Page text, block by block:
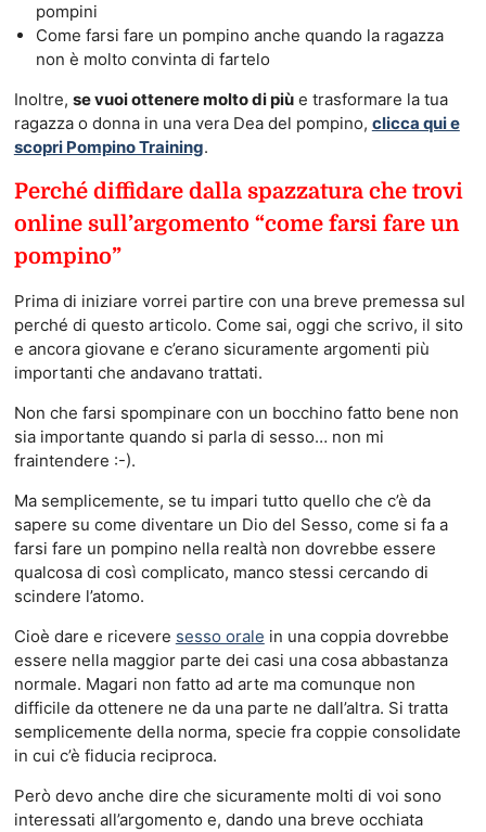
pompini
Come farsi fare un pompino anche quando la ragazza
non è molto convinta di fartelo
Inoltre, se vuoi ottenere molto di piùe trasformare la tua
ragazza o donna in una vera Dea del pompino, clicca qui e
scopri Pompino Training.
Perché diffidare dalla spazzatura che trovi
online sull’argomento “come farsi fare un
pompino”
Prima di iniziare vorrei partire con una breve premessa sul
perché di questo articolo. Come sai, oggi che scrivo, il sito
e ancora giovane e c’erano sicuramente argomenti più
importanti che andavano trattati.
Non che farsi spompinare con un bocchino fatto bene non
sia importante quando si parla di sesso… non mi
fraintendere :-).
Ma semplicemente, se tu impari tutto quello che c’è da
sapere su come diventare un Dio del Sesso, come si fa a
farsi fare un pompino nella realtà non dovrebbe essere
qualcosa di così complicato, manco stessi cercando di
scindere l’atomo.
Cioè dare e ricevere sesso orale in una coppia dovrebbe
essere nella maggior parte dei casi una cosa abbastanza
normale. Magari non fatto ad arte ma comunque non
difficile da ottenere ne da una parte ne dall’altra. Si tratta
semplicemente della norma, specie fra coppie consolidate
in cui c’è fiducia reciproca.
Però devo anche dire che sicuramente molti di voi sono
interessati all’argomento e, dando una breve occhiata